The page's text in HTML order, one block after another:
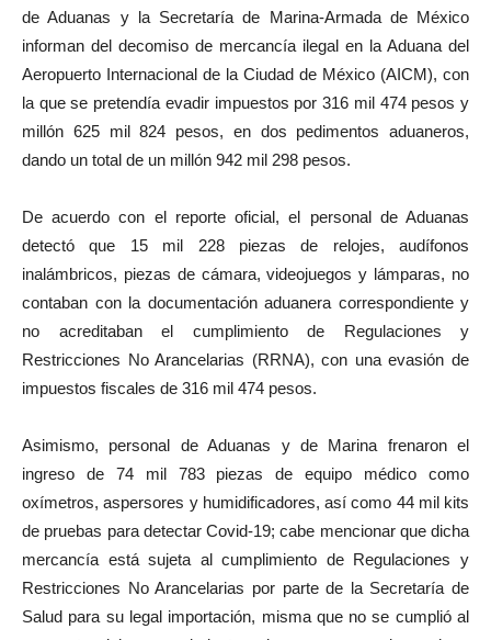
de Aduanas y la Secretaría de Marina-Armada de México
informan del decomiso de mercancía ilegal en la Aduana del
Aeropuerto Internacional de la Ciudad de México (AICM), con
la que se pretendía evadir impuestos por 316 mil 474 pesos y
millón 625 mil 824 pesos, en dos pedimentos aduaneros,
dando un total de un millón 942 mil 298 pesos.
De acuerdo con el reporte oficial, el personal de Aduanas
detectó que 15 mil 228 piezas de relojes, audífonos
inalámbricos, piezas de cámara, videojuegos y lámparas, no
contaban con la documentación aduanera correspondiente y
no acreditaban el cumplimiento de Regulaciones y
Restricciones No Arancelarias (RRNA), con una evasión de
impuestos fiscales de 316 mil 474 pesos.
Asimismo, personal de Aduanas y de Marina frenaron el
ingreso de 74 mil 783 piezas de equipo médico como
oxímetros, aspersores y humidificadores, así como 44 mil kits
de pruebas para detectar Covid-19; cabe mencionar que dicha
mercancía está sujeta al cumplimiento de Regulaciones y
Restricciones No Arancelarias por parte de la Secretaría de
Salud para su legal importación, misma que no se cumplió al